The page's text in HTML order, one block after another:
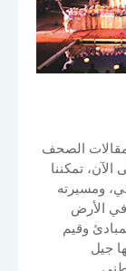
الصحف
تمكننا
ومسيرته
الأرض
وقيم
جيل